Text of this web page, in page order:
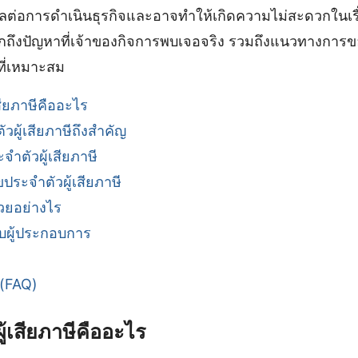
อการดำเนินธุรกิจและอาจทำให้เกิดความไม่สะดวกในเ
ถึงปัญหาที่เจ้าของกิจการพบเจอจริง รวมถึงแนวทางการ
เหมาะสม
ภาษีคืออะไร
วผู้เสียภาษีถึงสำคัญ
จําตัวผู้เสียภาษี
ระจําตัวผู้เสียภาษี
อย่างไร
ผู้ประกอบการ
สียภาษีคืออะไร